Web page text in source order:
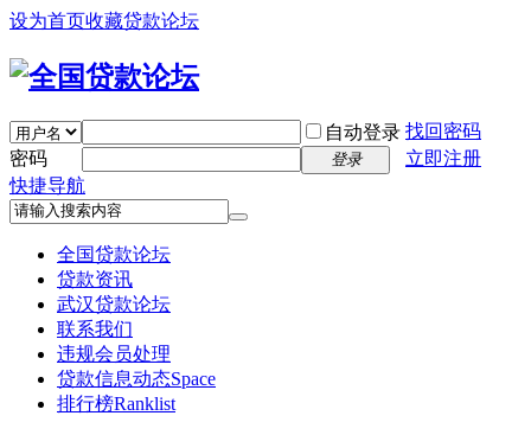
设为首页收藏贷款论坛
自动登录 找回密码
密码
登录
立即注册
快捷导航
全国贷款论坛
贷款资讯
武汉贷款论坛
联系我们
违规会员处理
贷款信息动态Space
排行榜Ranklist